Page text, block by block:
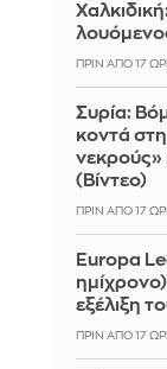
ΠΡΙΝ ΑΠΌ 17
Συρία:
κοντά
νεκρούς»
(Βίντεο)
ΠΡΙΝ ΑΠΌ 17
Europa
εξέλιξη
ΠΡΙΝ ΑΠΌ 17